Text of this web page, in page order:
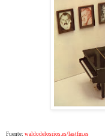
Fuente: waldodelosrios.es/lastfm.es